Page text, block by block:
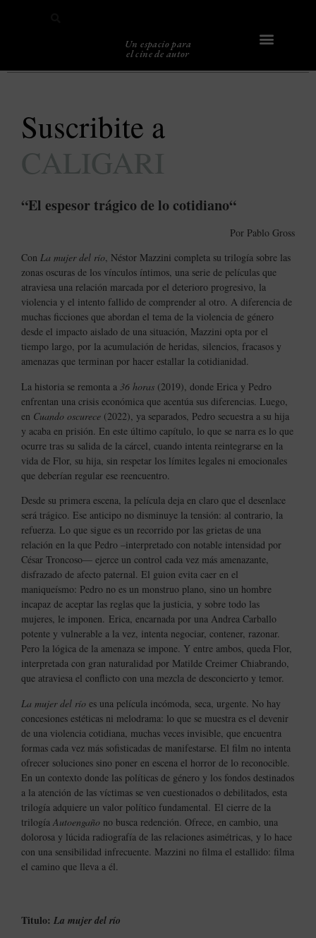
Un espacio para
el cine de autor
Suscribite a
CALIGARI
“El espesor trágico de lo cotidiano“
Por Pablo Gross
Con La mujer del río, Néstor Mazzini completa su trilogía sobre las
zonas oscuras de los vínculos íntimos, una serie de películas que
atraviesa una relación marcada por el deterioro progresivo, la
violencia y el intento fallido de comprender al otro. A diferencia de
muchas ficciones que abordan el tema de la violencia de género
desde el impacto aislado de una situación, Mazzini opta por el
tiempo largo, por la acumulación de heridas, silencios, fracasos y
amenazas que terminan por hacer estallar la cotidianidad.
La historia se remonta a 36 horas (2019), donde Erica y Pedro
enfrentan una crisis económica que acentúa sus diferencias. Luego,
en Cuando oscurece (2022), ya separados, Pedro secuestra a su hija
y acaba en prisión. En este último capítulo, lo que se narra es lo que
ocurre tras su salida de la cárcel, cuando intenta reintegrarse en la
vida de Flor, su hija, sin respetar los límites legales ni emocionales
que deberían regular ese reencuentro.
Desde su primera escena, la película deja en claro que el desenlace
será trágico. Ese anticipo no disminuye la tensión: al contrario, la
refuerza. Lo que sigue es un recorrido por las grietas de una
relación en la que Pedro –interpretado con notable intensidad por
César Troncoso— ejerce un control cada vez más amenazante,
disfrazado de afecto paternal. El guion evita caer en el
maniqueísmo: Pedro no es un monstruo plano, sino un hombre
incapaz de aceptar las reglas que la justicia, y sobre todo las
mujeres, le imponen. Erica, encarnada por una Andrea Carballo
potente y vulnerable a la vez, intenta negociar, contener, razonar.
Pero la lógica de la amenaza se impone. Y entre ambos, queda Flor,
interpretada con gran naturalidad por Matilde Creimer Chiabrando,
que atraviesa el conflicto con una mezcla de desconcierto y temor.
La mujer del río es una película incómoda, seca, urgente. No hay
concesiones estéticas ni melodrama: lo que se muestra es el devenir
de una violencia cotidiana, muchas veces invisible, que encuentra
formas cada vez más sofisticadas de manifestarse. El film no intenta
ofrecer soluciones sino poner en escena el horror de lo reconocible.
En un contexto donde las políticas de género y los fondos destinados
a la atención de las víctimas se ven cuestionados o debilitados, esta
trilogía adquiere un valor político fundamental. El cierre de la
trilogía Autoengaño no busca redención. Ofrece, en cambio, una
dolorosa y lúcida radiografía de las relaciones asimétricas, y lo hace
con una sensibilidad infrecuente. Mazzini no filma el estallido: filma
el camino que lleva a él.
Titulo: La mujer del río